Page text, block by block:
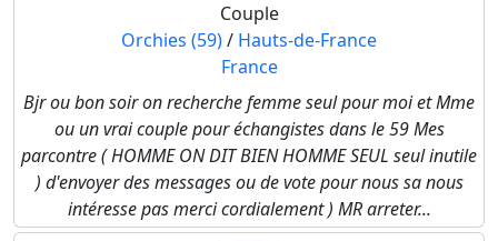
Couple
Orchies (59)/ Hauts-de-France
France
Bjr ou bon soir on recherche femme seul pour moi et Mme
ou un vrai couple pour échangistes dans le 59 Mes
parcontre ( HOMME ON DIT BIEN HOMME SEUL seul inutile
) d'envoyer des messages ou de vote pour nous sa nous
intéresse pas merci cordialement ) MR arreter...